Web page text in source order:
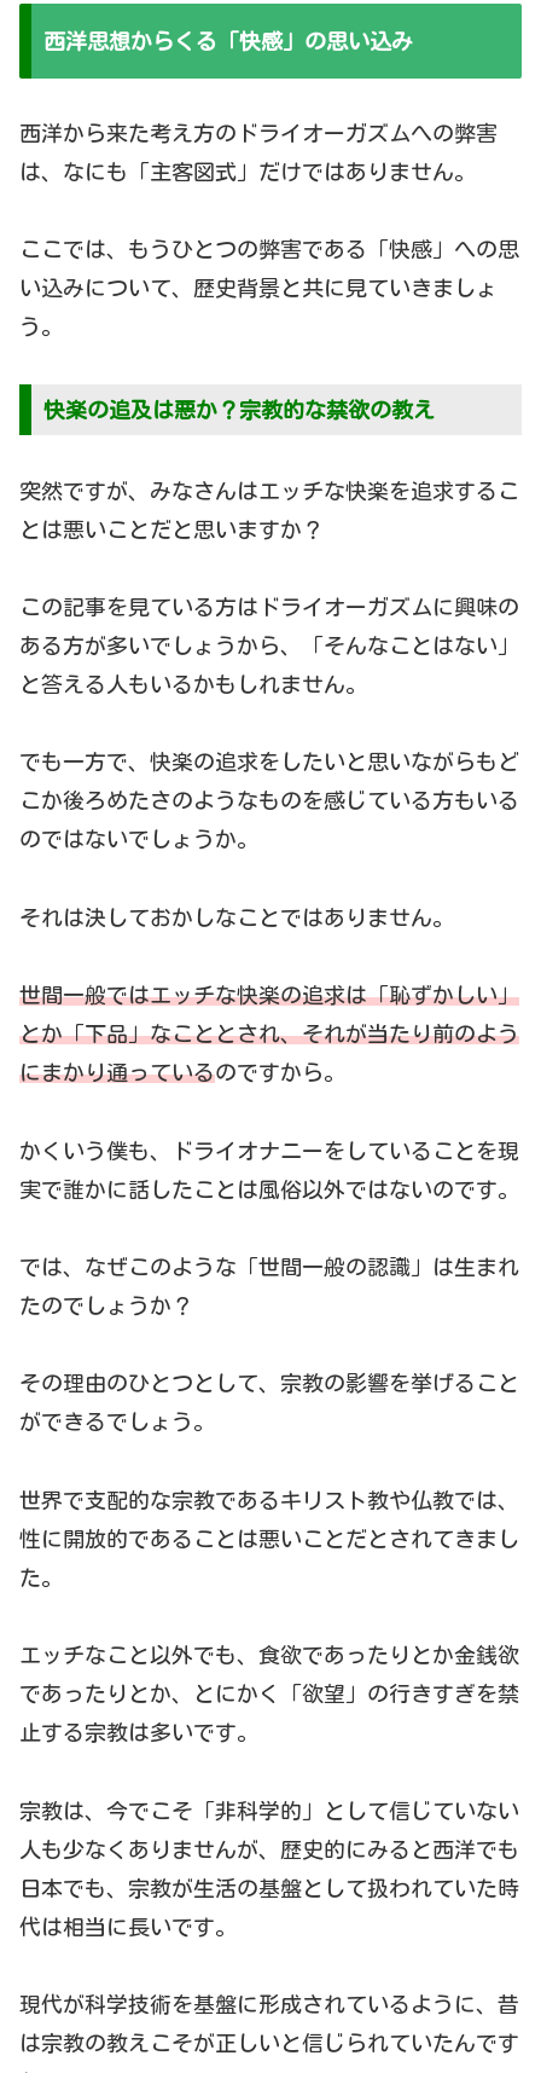
西洋思想からくる「快感」の思い込み
西洋から来た考え方のドライオーガズムへの弊害
は、なにも「主客図式」だけではありません。
ここでは、もうひとつの弊害である「快感」への思
い込みについて、歴史背景と共に見ていきましょ
う。
快楽の追及は悪か？宗教的な禁欲の教え
突然ですが、みなさんはエッチな快楽を追求するこ
とは悪いことだと思いますか？
この記事を見ている方はドライオーガズムに興味の
ある方が多いでしょうから、「そんなことはない」
と答える人もいるかもしれません。
でも一方で、快楽の追求をしたいと思いながらもど
こか後ろめたさのようなものを感じている方もいる
のではないでしょうか。
それは決しておかしなことではありません。
世間一般ではエッチな快楽の追求は「恥ずかしい」
とか「下品」なこととされ、それが当たり前のよう
にまかり通っているのですから。
かくいう僕も、ドライオナニーをしていることを現
実で誰かに話したことは風俗以外ではないのです。
では、なぜこのような「世間一般の認識」は生まれ
たのでしょうか？
その理由のひとつとして、宗教の影響を挙げること
ができるでしょう。
世界で支配的な宗教であるキリスト教や仏教では、
性に開放的であることは悪いことだとされてきまし
た。
エッチなこと以外でも、食欲であったりとか金銭欲
であったりとか、とにかく「欲望」の行きすぎを禁
止する宗教は多いです。
宗教は、今でこそ「非科学的」として信じていない
人も少なくありませんが、歴史的にみると西洋でも
日本でも、宗教が生活の基盤として扱われていた時
代は相当に長いです。
現代が科学技術を基盤に形成されているように、昔
は宗教の教えこそが正しいと信じられていたんです